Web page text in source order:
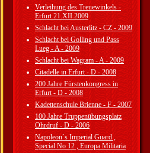
Verleihung des Treuewinkels -
Erfurt 21.XII.2009
Schlacht bei Austerlitz - CZ - 2009
Schlacht bei Golling und Pass
Lueg - A - 2009
Schlacht bei Wagram - A - 2009
Citadelle in Erfurt - D - 2008
200 Jahre Fürstenkongress in
Erfurt - D - 2008
Kadettenschule Brienne - F - 2007
100 Jahre Truppenübungsplatz
Ohrdruf - D - 2006
Napoleon`s Imperial Guard ,
Special No 12 , Europa Militaria